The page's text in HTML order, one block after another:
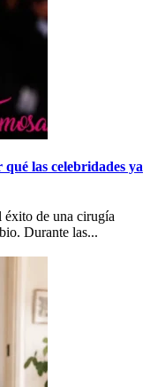
las celebridades ya
éxito de una cirugía
Durante las...